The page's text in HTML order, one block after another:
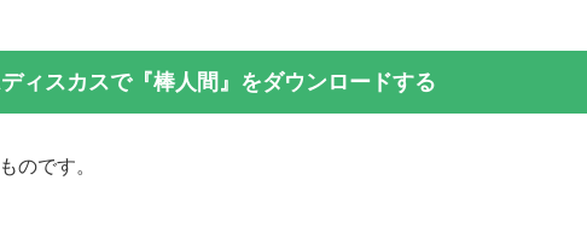
ィスカスで『棒人間』をダウンロードする
のです。